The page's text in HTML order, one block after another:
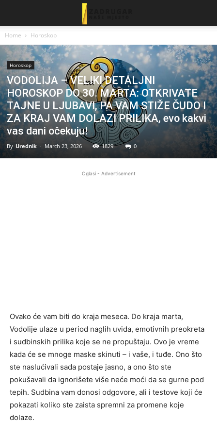
Home Horoskop
Horoskop
VODOLIJA – VELIKI DETALJNI
HOROSKOP DO 30. MARTA: OTKRIVATE
TAJNE U LJUBAVI, PA VAM STIŽE ČUDO I
ZA KRAJ VAM DOLAZI PRILIKA, evo kakvi
vas dani očekuju!
By Urednik - March 23, 2026 1829 0
Oglasi - Advertisement
Ovako će vam biti do kraja meseca. Do kraja marta,
Vodolije ulaze u period naglih uvida, emotivnih preokreta
i sudbinskih prilika koje se ne propuštaju. Ovo je vreme
kada će se mnoge maske skinuti – i vaše, i tuđe. Ono što
ste naslućivali sada postaje jasno, a ono što ste
pokušavali da ignorišete više neće moći da se gurne pod
tepih. Sudbina vam donosi odgovore, ali i testove koji će
pokazati koliko ste zaista spremni za promene koje
dolaze.